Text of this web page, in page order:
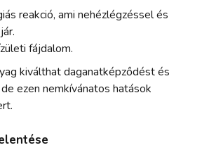
reakció, ami nehézlégzéssel és
fájdalom.
kiválthat daganatképződést és
ezen nemkívánatos hatások